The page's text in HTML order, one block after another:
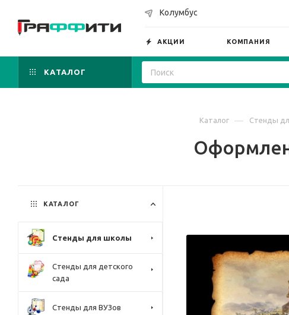
Колумбус
АКЦИИ КОМПАНИЯ
КАТАЛОГ
Каталог — Стенды
КАТАЛОГ
Стенды для школы
Стенды для детского
сада
Стенды для ВУЗов